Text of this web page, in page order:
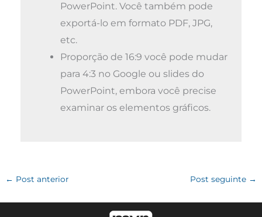
PowerPoint. Você também pode
exportá-lo em formato PDF, JPG,
etc.
Proporção de 16:9 você pode mudar
para 4:3 no Google ou slides do
PowerPoint, embora você precise
examinar os elementos gráficos.
← Post anterior Post seguinte →